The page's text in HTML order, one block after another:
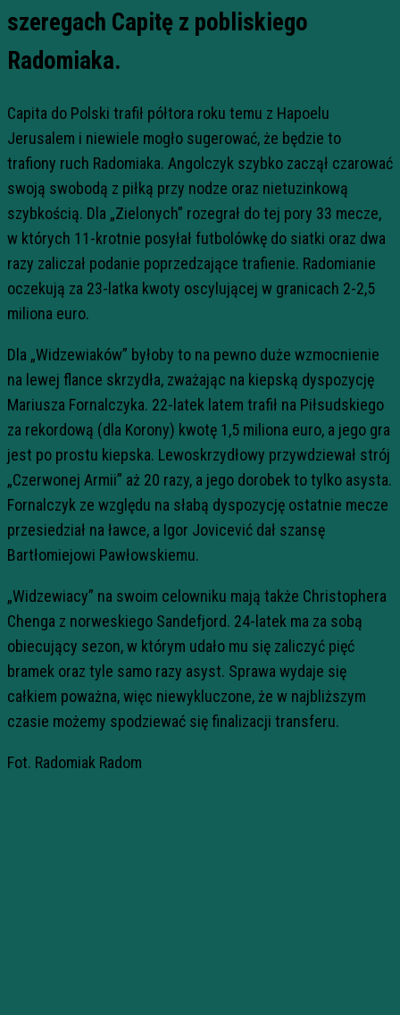
szeregach Capitę z pobliskiego
Radomiaka.
Capita do Polski trafił półtora roku temu z Hapoelu
Jerusalem i niewiele mogło sugerować, że będzie to
trafiony ruch Radomiaka. Angolczyk szybko zaczął czarować
swoją swobodą z piłką przy nodze oraz nietuzinkową
szybkością. Dla „Zielonych” rozegrał do tej pory 33 mecze,
w których 11-krotnie posyłał futbolówkę do siatki oraz dwa
razy zaliczał podanie poprzedzające trafienie. Radomianie
oczekują za 23-latka kwoty oscylującej w granicach 2-2,5
miliona euro.
Dla „Widzewiaków” byłoby to na pewno duże wzmocnienie
na lewej flance skrzydła, zważając na kiepską dyspozycję
Mariusza Fornalczyka. 22-latek latem trafił na Piłsudskiego
za rekordową (dla Korony) kwotę 1,5 miliona euro, a jego gra
jest po prostu kiepska. Lewoskrzydłowy przywdziewał strój
„Czerwonej Armii” aż 20 razy, a jego dorobek to tylko asysta.
Fornalczyk ze względu na słabą dyspozycję ostatnie mecze
przesiedział na ławce, a Igor Jovicević dał szansę
Bartłomiejowi Pawłowskiemu.
„Widzewiacy” na swoim celowniku mają także Christophera
Chenga z norweskiego Sandefjord. 24-latek ma za sobą
obiecujący sezon, w którym udało mu się zaliczyć pięć
bramek oraz tyle samo razy asyst. Sprawa wydaje się
całkiem poważna, więc niewykluczone, że w najbliższym
czasie możemy spodziewać się finalizacji transferu.
Fot. Radomiak Radom